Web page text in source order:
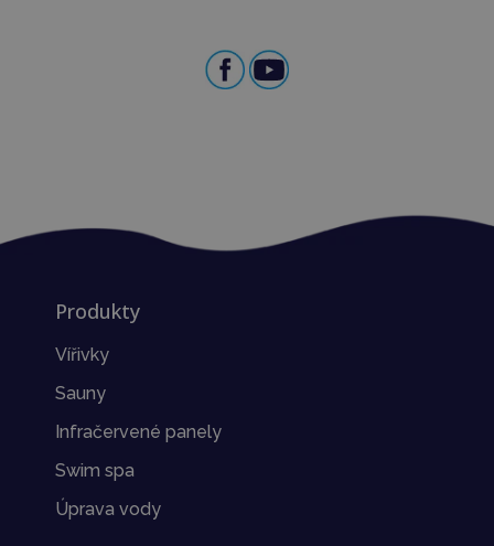
Produkty
Vířivky
Sauny
Infračervené panely
Swim spa
Úprava vody